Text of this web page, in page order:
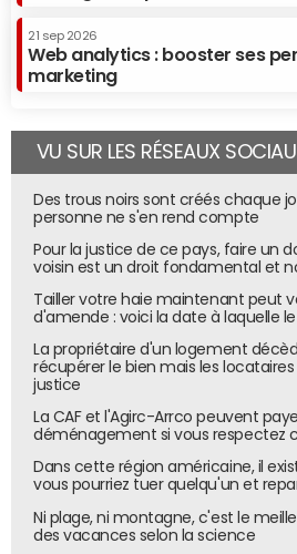
21 sep 2026
Web analytics : booster ses
marketing
VU SUR LES RÉSEAUX
Des trous noirs sont créés chaque
personne ne s'en rend compte
Pour la justice de ce pays, faire un
voisin est un droit fondamental et
Tailler votre haie maintenant peut
d'amende : voici la date à laquelle
La propriétaire d'un logement
récupérer le bien mais les
justice
La CAF et l'Agirc-Arrco peuvent
déménagement si vous respectez
Dans cette région américaine, il
vous pourriez tuer quelqu'un et
Ni plage, ni montagne, c'est le
des vacances selon la science